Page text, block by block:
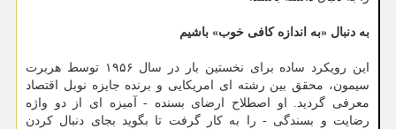
به دنبال «به اندازه کافی خوب» باشیم
این رویکرد ساده برای نخستین بار در سال ۱۹۵۶ توسط هربرت
سیمون، محقق بین رشته ای امریکایی و برنده جایزه نوبل اقتصاد
معرفی گردید. او اصطلاح ارضای بسنده - آمیزه ای از دو واژه
رضایت و بسندگی - را به کار گرفت تا بگوید بجای دنبال کردن